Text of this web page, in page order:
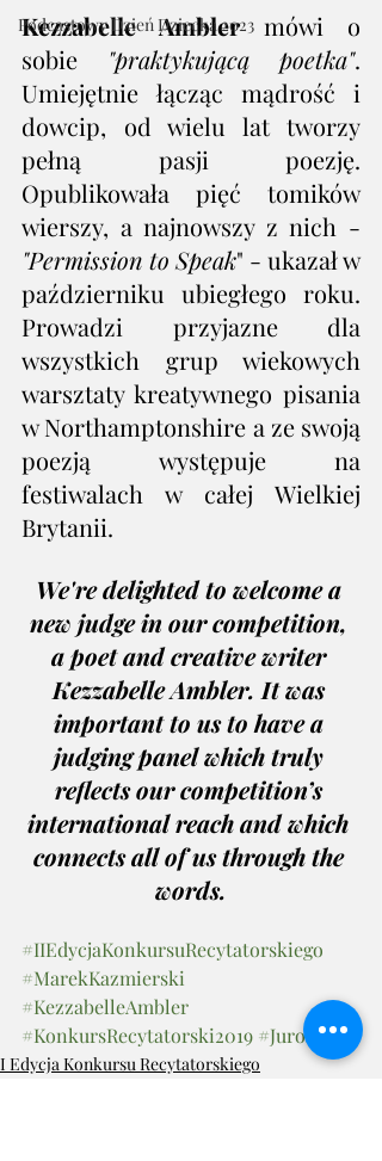
Podcastowy Dzień Dziecka 2023
Kezzabelle Ambler mówi o
sobie "praktykującą poetka".
Umiejętnie łącząc mądrość i
dowcip, od wielu lat tworzy
pełną pasji poezję.
Opublikowała pięć tomików
"Permission to Speak" - ukazał w
październiku ubiegłego roku.
Prowadzi przyjazne dla
wszystkich grup wiekowych
warsztaty kreatywnego pisania
w Northamptonshire a ze swoją
poezją występuje na
festiwalach w całej Wielkiej
Brytanii.
We're delighted to welcome a
new judge in our competition,
a poet and creative writer
Kezzabelle Ambler. It was
important to us to have a
judging panel which truly
reflects our competition’s
international reach and which
connects all of us through the
words.
#IIEdycjaKonkursuRecytatorskiego
#MarekKazmierski
#KezzabelleAmbler
#KonkursRecytatorski2019 #Jurorzy
I Edycja Konkursu Recytatorskiego